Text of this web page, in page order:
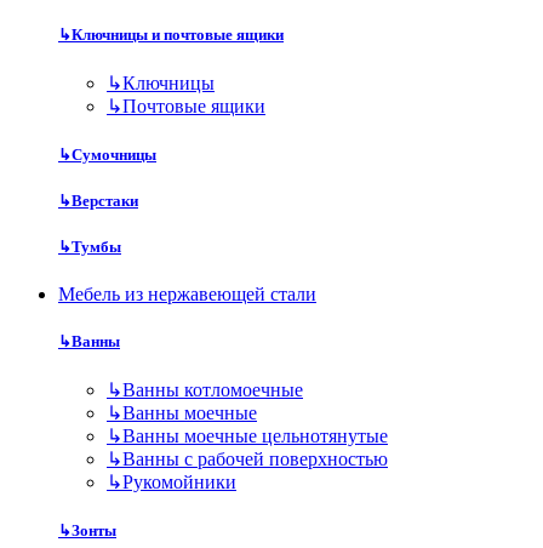
↳Ключницы и почтовые ящики
↳Ключницы
↳Почтовые ящики
↳Сумочницы
↳Верстаки
↳Тумбы
Мебель из нержавеющей стали
↳Ванны
↳Ванны котломоечные
↳Ванны моечные
↳Ванны моечные цельнотянутые
↳Ванны с рабочей поверхностью
↳Рукомойники
↳Зонты